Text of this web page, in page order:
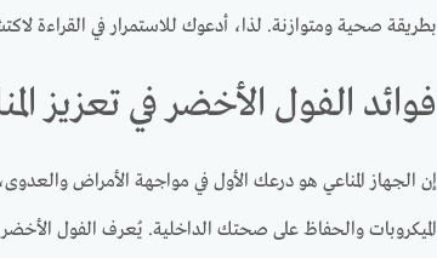
بطريقة صحية ومتوازنة. لذا، أدعوك للاستمرار في القراءة
فوائد الفول الأخضر في تعزيز
إن الجهاز المناعي هو درعك الأول في مواجهة الأمراض